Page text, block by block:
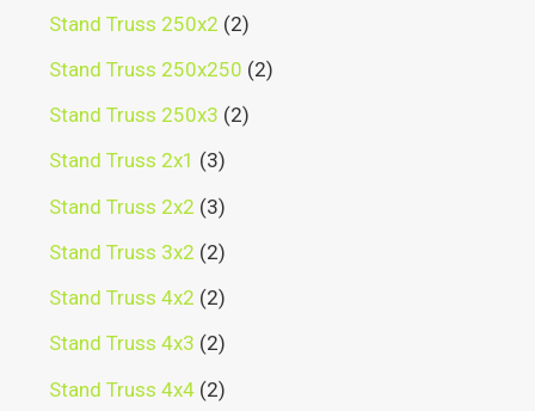
Stand Truss 250x2 2
Stand Truss 250x250 2
Stand Truss 250x3 2
Stand Truss 2x1
3
Stand Truss 2x2 3
Stand Truss 3x2 2
Stand Truss 4x2 2
Stand Truss 4x3 2
Stand Truss 4x4 2